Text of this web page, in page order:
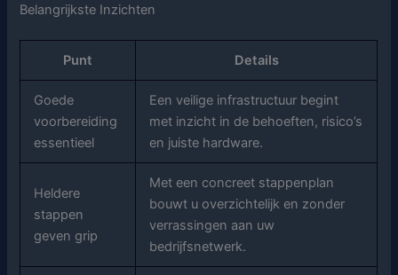
Belangrijkste Inzichten
Punt Details
Goede
voorbereiding
essentieel
Een veilige infrastructuur begint
met inzicht in de behoeften, risico’s
en juiste hardware.
Heldere
stappen
geven grip
Met een concreet stappenplan
bouwt u overzichtelijk en zonder
verrassingen aan uw
bedrijfsnetwerk.